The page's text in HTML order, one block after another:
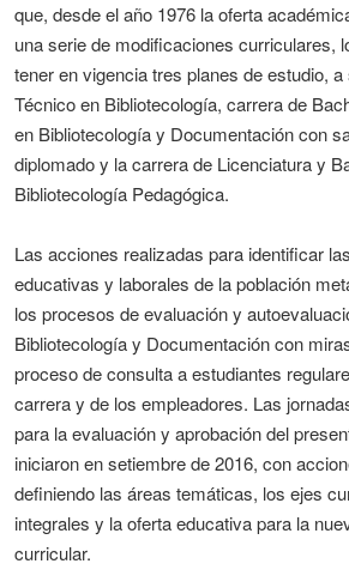
que, desde el año 1976 la oferta
una serie de modificaciones curriculares,
tener en vigencia tres planes de estudio,
Técnico en Bibliotecología, carrera de
en Bibliotecología y Documentación con
diplomado y la carrera de Licenciatura y
Bibliotecología Pedagógica.
Las acciones realizadas para identificar
educativas y laborales de la población
los procesos de evaluación y
Bibliotecología y Documentación con
proceso de consulta a estudiantes
carrera y de los empleadores. Las
para la evaluación y aprobación del
iniciaron en setiembre de 2016, con
definiendo las áreas temáticas, los ejes
integrales y la oferta educativa para la
curricular.